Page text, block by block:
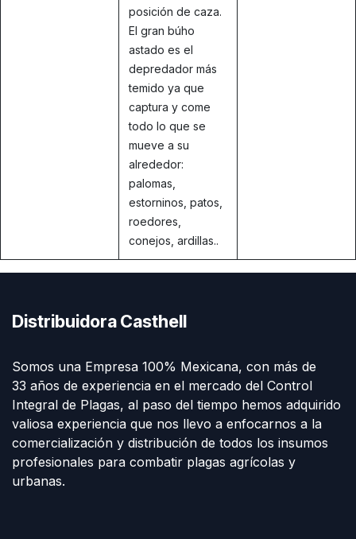
posición de caza.
El gran búho
astado es el
depredador más
temido ya que
captura y come
todo lo que se
mueve a su
alrededor:
palomas,
estorninos, patos,
roedores,
conejos, ardillas..
Distribuidora Casthell
Somos una Empresa 100% Mexicana, con más de
33 años de experiencia en el mercado del Control
Integral de Plagas, al paso del tiempo hemos adquirido
valiosa experiencia que nos llevo a enfocarnos a la
comercialización y distribución de todos los insumos
profesionales para combatir plagas agrícolas y
urbanas.